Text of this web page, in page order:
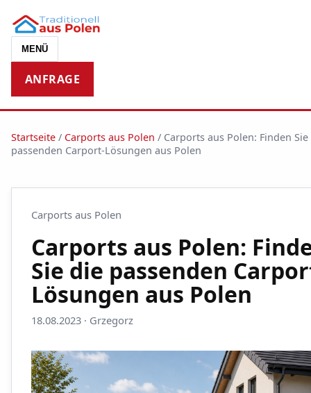
MENÜ
ANFRAGE
Startseite / Carports aus Polen / Carports aus Polen: Finden
passenden Carport-Lösungen aus Polen
Carports aus Polen
Carports aus Polen:
Sie die passenden
Lösungen aus Polen
18.08.2023 · Grzegorz